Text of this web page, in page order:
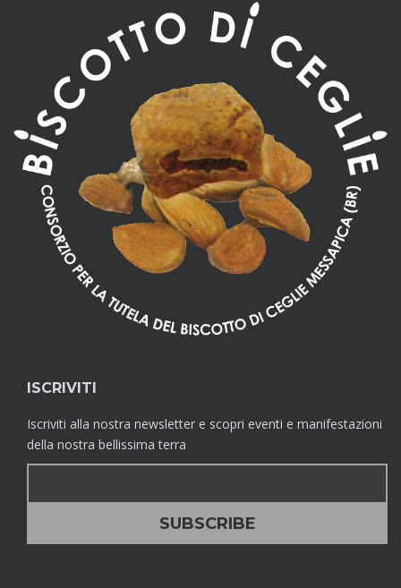
ISCRIVITI
Iscriviti alla nostra newsletter e scopri eventi e manifestazioni
della nostra bellissima terra